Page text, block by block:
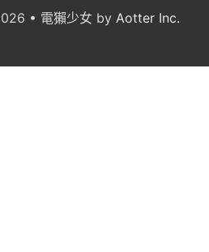
• 電獺少女 by Aotter Inc.